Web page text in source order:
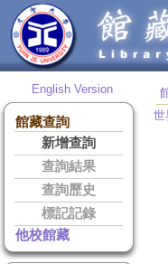
English Version
館藏查詢
新增查詢
查詢結果
查詢歷史
標記記錄
他校館藏
世